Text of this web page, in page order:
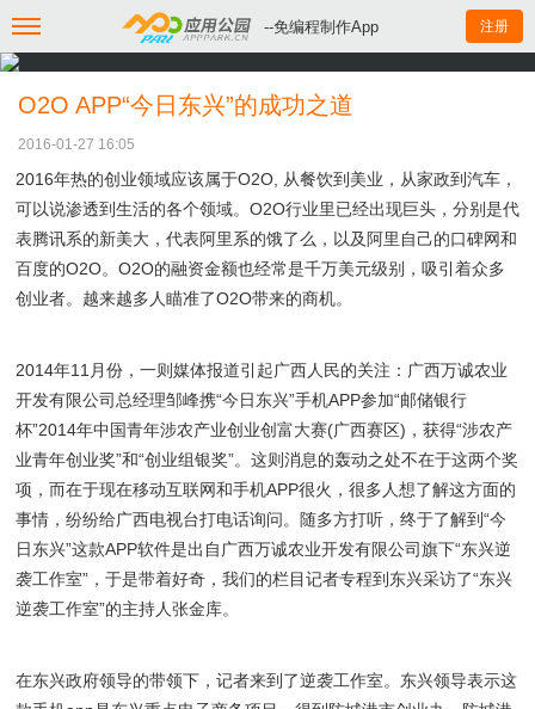
--免编程制作App 注册
O2O APP“今日东兴”的成功之道
2016-01-27 16:05
2016年热的创业领域应该属于O2O, 从餐饮到美业，从家政到汽车，
可以说渗透到生活的各个领域。O2O行业里已经出现巨头，分别是代
表腾讯系的新美大，代表阿里系的饿了么，以及阿里自己的口碑网和
百度的O2O。O2O的融资金额也经常是千万美元级别，吸引着众多
创业者。越来越多人瞄准了O2O带来的商机。
2014年11月份，一则媒体报道引起广西人民的关注：广西万诚农业
开发有限公司总经理邹峰携“今日东兴”手机APP参加“邮储银行
杯”2014年中国青年涉农产业创业创富大赛(广西赛区)，获得“涉农产
业青年创业奖”和“创业组银奖”。这则消息的轰动之处不在于这两个奖
项，而在于现在移动互联网和手机APP很火，很多人想了解这方面的
事情，纷纷给广西电视台打电话询问。随多方打听，终于了解到“今
日东兴”这款APP软件是出自广西万诚农业开发有限公司旗下“东兴逆
袭工作室”，于是带着好奇，我们的栏目记者专程到东兴采访了“东兴
逆袭工作室”的主持人张金库。
在东兴政府领导的带领下，记者来到了逆袭工作室。东兴领导表示这